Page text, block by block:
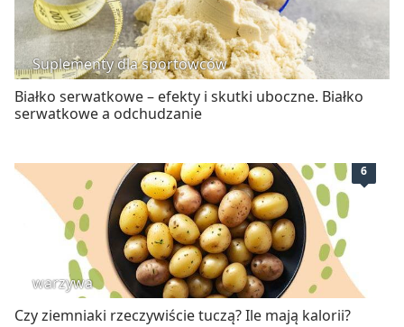
Suplementy dla sportowców
Białko serwatkowe – efekty i skutki uboczne. Białko
serwatkowe a odchudzanie
6
warzywa
Czy ziemniaki rzeczywiście tuczą? Ile mają kalorii?